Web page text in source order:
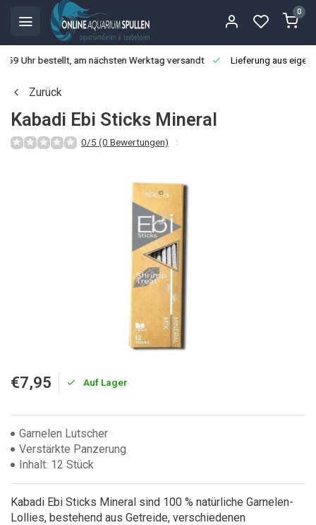
0
Uhr bestellt, am nächsten Werktag versandt Lieferung aus
Zurück
Kabadi Ebi Sticks Mineral
0/5 (0 Bewertungen)
€7,95 Auf Lager
Garnelen Lutscher
Verstärkte Panzerung
Inhalt: 12 Stück
Kabadi Ebi Sticks Mineral sind 100 % natürliche Garnelen-
Lollies, bestehend aus Getreide, verschiedenen